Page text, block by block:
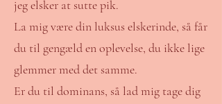
jeg elsker at sutte pik.
La mig være din luksus elskerinde, så får
du til gengæld en oplevelse, du ikke lige
glemmer med det samme.
Er du til dominans, så lad mig tage dig